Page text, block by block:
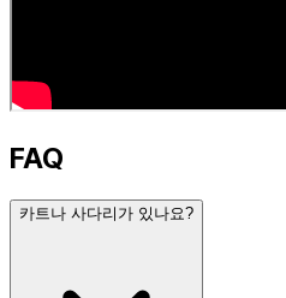
FAQ
카트나 사다리가 있나요?